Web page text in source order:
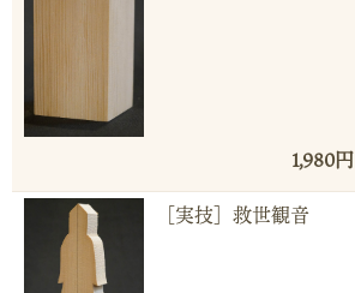
1,980円
［実技］救世観音